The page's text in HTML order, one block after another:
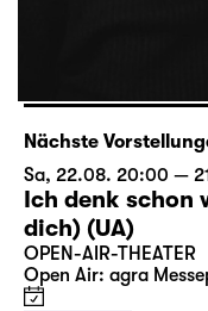
Nächste
Sa, 22.08. 20:00 —
Ich denk schon
dich) (UA)
OPEN-AIR-THEATER
Open Air: agra